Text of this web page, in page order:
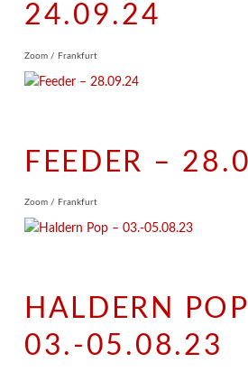
24.09.24
Zoom / Frankfurt
FEEDER –
Zoom / Frankfurt
HALDERN
03.-05.08.23